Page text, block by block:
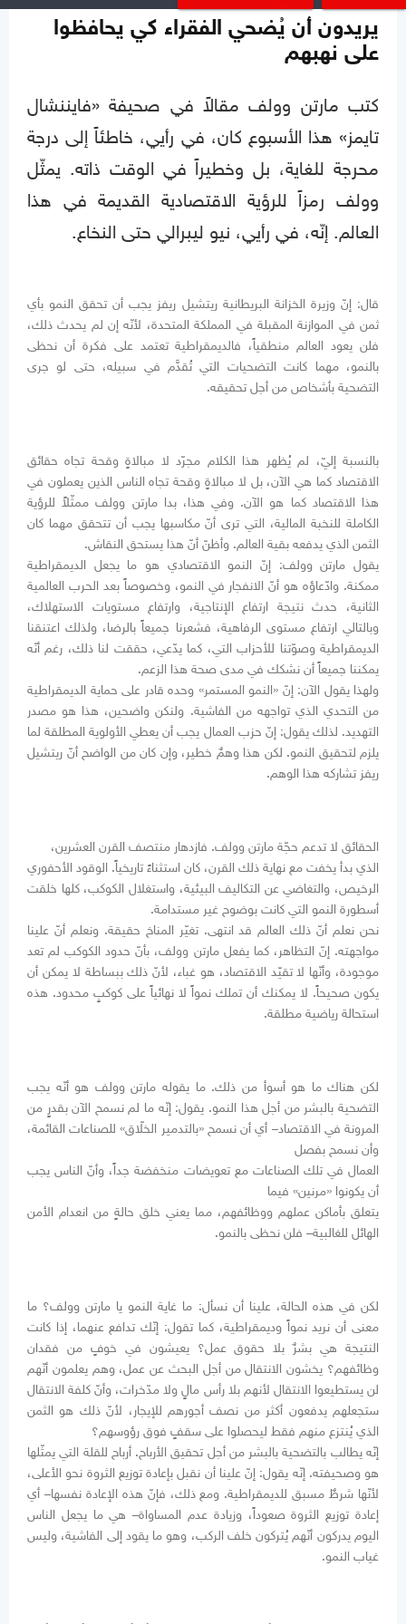
يريدون أن يُضحي الفقراء كي يحافظوا
على نهبهم
كتب مارتن وولف مقالاً في صحيفة «فايننشال
تايمز» هذا الأسبوع كان، في رأيي، خاطئاً إلى درجة
محرجة للغاية، بل وخطيراً في الوقت ذاته. يمثّل
وولف رمزاً للرؤية الاقتصادية القديمة في هذا
العالم. إنّه، في رأيي، نيو ليبرالي حتى النخاع.
قال: إنّ وزيرة الخزانة البريطانية ريتشيل ريفز يجب أن تحقق النمو بأي
ثمن في الموازنة المقبلة في المملكة المتحدة، لأنّه إن لم يحدث ذلك،
فلن يعود العالم منطقياً، فالديمقراطية تعتمد على فكرة أن نحظى
بالنمو، مهما كانت التضحيات التي تُقدَّم في سبيله، حتى لو جرى
التضحية بأشخاص من أجل تحقيقه.
بالنسبة إليّ، لم يُظهر هذا الكلام مجرّد لا مبالاةٍ وقحة تجاه حقائق
الاقتصاد كما هي الآن، بل لا مبالاةٍ وقحة تجاه الناس الذين يعملون في
هذا الاقتصاد كما هو الآن. وفي هذا، بدا مارتن وولف ممثّلاً للرؤية
الكاملة للنخبة المالية، التي ترى أنّ مكاسبها يجب أن تتحقق مهما كان
الثمن الذي يدفعه بقية العالم. وأظنّ أنّ هذا يستحق النقاش.
يقول مارتن وولف: إنّ النمو الاقتصادي هو ما يجعل الديمقراطية
ممكنة. وادّعاؤه هو أنّ الانفجار في النمو، وخصوصاً بعد الحرب العالمية
الثانية، حدث نتيجة ارتفاع الإنتاجية، وارتفاع مستويات الاستهلاك،
وبالتالي ارتفاع مستوى الرفاهية، فشعرنا جميعاً بالرضا، ولذلك اعتنقنا
الديمقراطية وصوّتنا للأحزاب التي، كما يدّعي، حققت لنا ذلك، رغم أنّه
يمكننا جميعاً أن نشكك في مدى صحة هذا الزعم.
ولهذا يقول الآن: إنّ «النمو المستمر» وحده قادر على حماية الديمقراطية
من التحدي الذي تواجهه من الفاشية. ولنكن واضحين، هذا هو مصدر
التهديد. لذلك يقول: إنّ حزب العمال يجب أن يعطي الأولوية المطلقة لما
يلزم لتحقيق النمو. لكن هذا وهمٌ خطير، وإن كان من الواضح أنّ ريتشيل
ريفز تشاركه هذا الوهم.
الحقائق لا تدعم حجّة مارتن وولف. فازدهار منتصف القرن العشرين،
الذي بدأ يخفت مع نهاية ذلك القرن، كان استثناءً تاريخياً. الوقود الأحفوري
الرخيص، والتغاضي عن التكاليف البيئية، واستغلال الكوكب، كلها خلقت
أسطورة النمو التي كانت بوضوح غير مستدامة.
نحن نعلم أنّ ذلك العالم قد انتهى. تغيّر المناخ حقيقة. ونعلم أنّ علينا
مواجهته. إنّ التظاهر، كما يفعل مارتن وولف، بأنّ حدود الكوكب لم تعد
موجودة، وأنّها لا تقيّد الاقتصاد، هو غباء، لأنّ ذلك ببساطة لا يمكن أن
يكون صحيحاً. لا يمكنك أن تملك نمواً لا نهائياً على كوكبٍ محدود. هذه
استحالة رياضية مطلقة.
لكن هناك ما هو أسوأ من ذلك. ما يقوله مارتن وولف هو أنّه يجب
التضحية بالبشر من أجل هذا النمو. يقول: إنّه ما لم نسمح الآن بقدرٍ من
المرونة في الاقتصاد– أي أن نسمح «بالتدمير الخلّاق» للصناعات القائمة،
وأن نسمح بفصل
العمال في تلك الصناعات مع تعويضات منخفضة جداً، وأنّ الناس يجب
أن يكونوا «مرنين» فيما
يتعلق بأماكن عملهم ووظائفهم، مما يعني خلق حالةٍ من انعدام الأمن
الهائل للغالبية– فلن نحظى بالنمو.
لكن في هذه الحالة، علينا أن نسأل: ما غاية النمو يا مارتن وولف؟ ما
معنى أن نريد نمواً وديمقراطية، كما تقول: إنّك تدافع عنهما، إذا كانت
النتيجة هي بشرٌ بلا حقوق عمل؟ يعيشون في خوفٍ من فقدان
وظائفهم؟ يخشون الانتقال من أجل البحث عن عمل، وهم يعلمون أنّهم
لن يستطيعوا الانتقال لأنهم بلا رأس مالٍ ولا مدّخرات، وأنّ كلفة الانتقال
ستجعلهم يدفعون أكثر من نصف أجورهم للإيجار، لأنّ ذلك هو الثمن
الذي يُنتزع منهم فقط ليحصلوا على سقفٍ فوق رؤوسهم؟
إنّه يطالب بالتضحية بالبشر من أجل تحقيق الأرباح. أرباح للقلة التي يمثّلها
هو وصحيفته. إنّه يقول: إنّ علينا أن نقبل بإعادة توزيع الثروة نحو الأعلى،
لأنّها شرطٌ مسبق للديمقراطية. ومع ذلك، فإنّ هذه الإعادة نفسها– أي
إعادة توزيع الثروة صعوداً، وزيادة عدم المساواة– هي ما يجعل الناس
اليوم يدركون أنّهم يُتركون خلف الركب، وهو ما يقود إلى الفاشية، وليس
غياب النمو.